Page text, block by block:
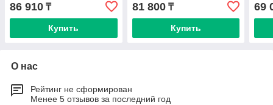
86 910 ₸
Купить
81 800₸
Купить
69
О нас
Рейтинг не сформирован
Менее 5 отзывов за последний год